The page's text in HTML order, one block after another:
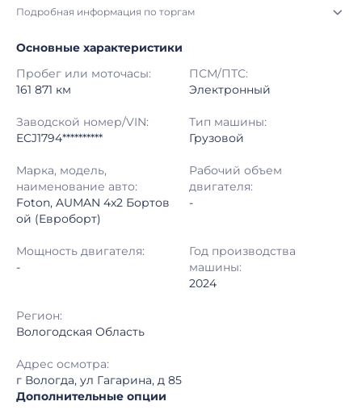
Подробная информация по торгам
Начало торгов: 06.08.2026, 15:09 МСК
Конец торгов: 13.08.2026, 13:24 МСК
Тип аукциона: Открытые торги
Шаг торгов: 50 000 ₽
Кол-во ставок:
Регион: Вологодская Область
Основные характеристики
Пробег или моточасы:
161 871 км
ПСМ/ПТС:
Электронный
Заводской номер/VIN:
ECJ1794**********
Тип машины:
Грузовой
Марка, модель,
наименование авто:
Foton, AUMAN 4x2 Бортов
ой (Евроборт)
Рабочий объем
двигателя:
-
Мощность двигателя:
-
Год производства
машины:
2024
Регион:
Вологодская Область
Адрес осмотра:
г Вологда, ул Гагарина, д 85
Дополнительные опции